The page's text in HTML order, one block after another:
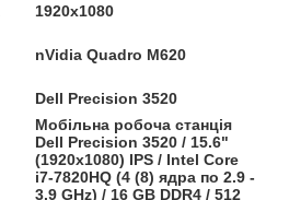
1920x1080
nVidia Quadro M620
Dell Precision 3520
Мобільна робоча станція
Dell Precision 3520 / 15.6"
(1920x1080) IPS / Intel Core
i7-7820HQ (4 (8) ядра по 2.9 -
3.9 GHz) / 16 GB DDR4 / 512